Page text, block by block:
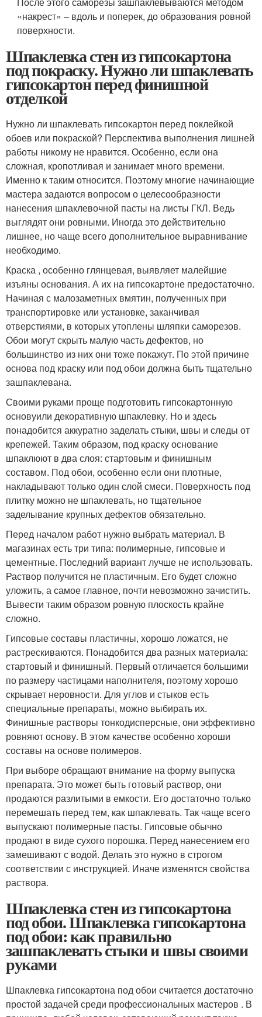
«накрест» – вдоль и поперек, до образования ровной
поверхности.
Шпаклевка стен из гипсокартона
под покраску. Нужно ли шпаклевать
гипсокартон перед финишной
отделкой
Нужно ли шпаклевать гипсокартон перед поклейкой
обоев или покраской? Перспектива выполнения лишней
работы никому не нравится. Особенно, если она
сложная, кропотливая и занимает много времени.
Именно к таким относится. Поэтому многие начинающие
мастера задаются вопросом о целесообразности
нанесения шпаклевочной пасты на листы ГКЛ. Ведь
выглядят они ровными. Иногда это действительно
лишнее, но чаще всего дополнительное выравнивание
необходимо.
Краска , особенно глянцевая, выявляет малейшие
изъяны основания. А их на гипсокартоне предостаточно.
Начиная с малозаметных вмятин, полученных при
транспортировке или установке, заканчивая
отверстиями, в которых утоплены шляпки саморезов.
Обои могут скрыть малую часть дефектов, но
большинство из них они тоже покажут. По этой причине
основа под краску или под обои должна быть тщательно
зашпаклевана.
Своими руками проще подготовить гипсокартонную
основуили декоративную шпаклевку. Но и здесь
понадобится аккуратно заделать стыки, швы и следы от
крепежей. Таким образом, под краску основание
шпаклюют в два слоя: стартовым и финишным
составом. Под обои, особенно если они плотные,
накладывают только один слой смеси. Поверхность под
плитку можно не шпаклевать, но тщательное
заделывание крупных дефектов обязательно.
Перед началом работ нужно выбрать материал. В
магазинах есть три типа: полимерные, гипсовые и
цементные. Последний вариант лучше не использовать.
Раствор получится не пластичным. Его будет сложно
уложить, а самое главное, почти невозможно зачистить.
Вывести таким образом ровную плоскость крайне
сложно.
Гипсовые составы пластичны, хорошо ложатся, не
растрескиваются. Понадобится два разных материала:
стартовый и финишный. Первый отличается большими
по размеру частицами наполнителя, поэтому хорошо
скрывает неровности. Для углов и стыков есть
специальные препараты, можно выбирать их.
Финишные растворы тонкодисперсные, они эффективно
ровняют основу. В этом качестве особенно хороши
составы на основе полимеров.
При выборе обращают внимание на форму выпуска
препарата. Это может быть готовый раствор, они
продаются разлитыми в емкости. Его достаточно только
перемешать перед тем, как шпаклевать. Так чаще всего
выпускают полимерные пасты. Гипсовые обычно
продают в виде сухого порошка. Перед нанесением его
замешивают с водой. Делать это нужно в строгом
соответствии с инструкцией. Иначе изменятся свойства
раствора.
Шпаклевка стен из гипсокартона
под обои. Шпаклевка гипсокартона
под обои: как правильно
зашпаклевать стыки и швы своими
руками
Шпаклевка гипсокартона под обои считается достаточно
простой задачей среди профессиональных мастеров . В